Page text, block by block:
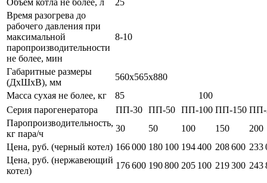
Объем котла не более, л
25
Время разогрева до
рабочего давления при
максимальной
паропроизводительности
не более, мин
8-10
Габаритные размеры
(ДхШхВ), мм
560х565х880
Масса сухая не более, кг
85
100
Серия парогенератора
ПП-30 ПП-50 ПП-100 ПП-150 ПП-
Паропроизводительность,
кг пара/ч
30 50 100 150
200
Цена, руб. (черный котел) 166 000 180 100 194 400 208 600 233
Цена, руб. (нержавеющий
котел)
176 600 190 800 205 100 219 300 243